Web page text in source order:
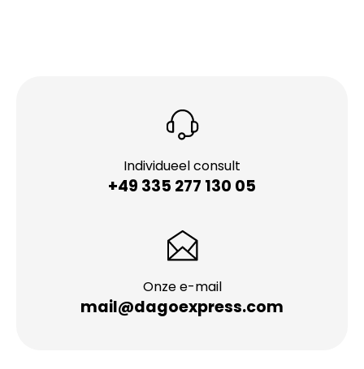
Individueel consult
+49 335 277 130 05
Onze e-mail
mail@dagoexpress.com